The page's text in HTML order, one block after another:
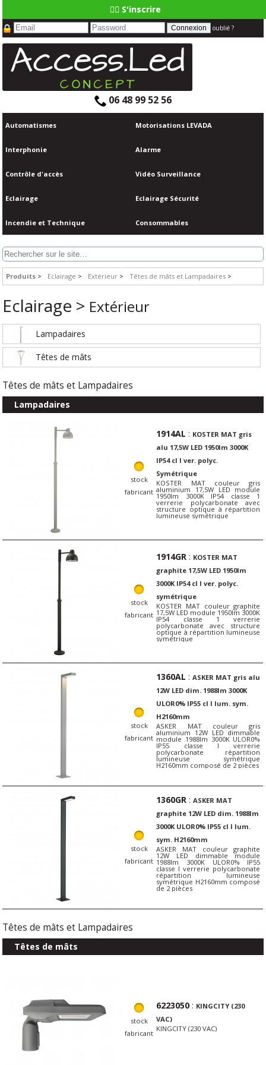
👆🏼 S'inscrire
oublié ?
06 48 99 52 56
Automatismes Motorisations LEVADA
Interphonie Alarme
Contrôle d'accès Vidéo Surveillance
Eclairage Eclairage Sécurité
Incendie et Technique Consommables
Produits Eclairage Extérieur Têtes de mâts et Lampadaires
Eclairage > Extérieur
Lampadaires
Têtes de mâts
Têtes de mâts et Lampadaires
Lampadaires
stock
fabricant
1914AL : KOSTER MAT gris
alu 17,5W LED 1950lm 3000K
IP54 cl I ver. polyc.
Symétrique
KOSTER MAT couleur gris
aluminium 17,5W LED module
1950lm 3000K IP54 classe 1
verrerie polycarbonate avec
structure optique à répartition
lumineuse symétrique
stock
fabricant
1914GR : KOSTER MAT
graphite 17,5W LED 1950lm
3000K IP54 cl I ver. polyc.
symétrique
KOSTER MAT couleur graphite
17,5W LED module 1950lm 3000K
IP54 classe 1 verrerie
polycarbonate avec structure
optique à répartition lumineuse
symétrique
stock
fabricant
1360AL :ASKER MAT gris alu
12W LED dim. 1988lm 3000K
ULOR0% IP55 cl I lum. sym.
H2160mm
ASKER MAT couleur gris
aluminium 12W LED dimmable
module 1988lm 3000K ULOR0%
IP55 classe I verrerie
polycarbonate répartition
lumineuse symétrique
H2160mm composé de 2 pièces
stock
fabricant
1360GR :ASKER MAT
graphite 12W LED dim. 1988lm
3000K ULOR0% IP55 cl I lum.
sym. H2160mm
ASKER MAT couleur graphite
12W LED dimmable module
1988lm 3000K ULOR0% IP55
classe I verrerie polycarbonate
répartition lumineuse
symétrique H2160mm composé
de 2 pièces
Têtes de mâts et Lampadaires
Têtes de mâts
stock
fabricant
6223050 : KINGCITY (230
VAC)
KINGCITY (230 VAC)